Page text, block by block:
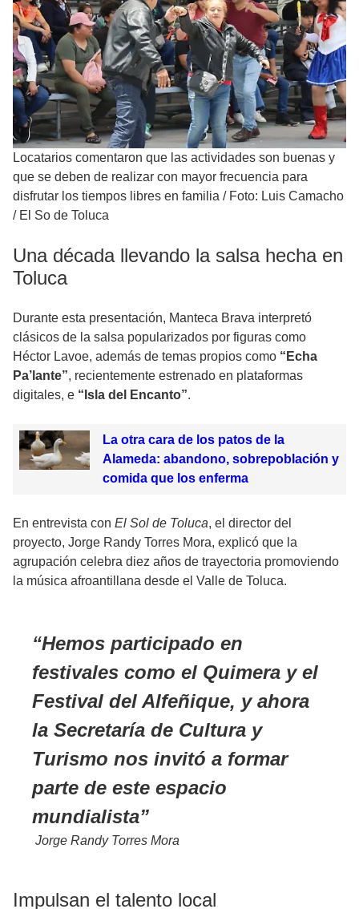
Locatarios comentaron que las actividades son buenas y
que se deben de realizar con mayor frecuencia para
disfrutar los tiempos libres en familia / Foto: Luis Camacho
/ El So de Toluca
Una década llevando la salsa hecha en
Toluca
Durante esta presentación, Manteca Brava interpretó
clásicos de la salsa popularizados por figuras como
Héctor Lavoe, además de temas propios como “Echa
Pa’lante”, recientemente estrenado en plataformas
digitales, e “Isla del Encanto”.
La otra cara de los patos de la
Alameda: abandono, sobrepoblación y
comida que los enferma
En entrevista con El Sol de Toluca, el director del
proyecto, Jorge Randy Torres Mora, explicó que la
agrupación celebra diez años de trayectoria promoviendo
la música afroantillana desde el Valle de Toluca.
Hemos participado en
festivales como el Quimera y el
Festival del Alfeñique, y ahora
la Secretaría de Cultura y
Turismo nos invitó a formar
parte de este espacio
mundialista
Jorge Randy Torres Mora
Impulsan el talento local